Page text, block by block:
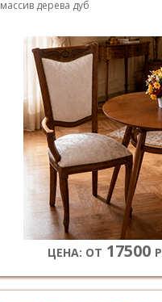
массив дерева дуб
ЦЕНА: ОТ 17500